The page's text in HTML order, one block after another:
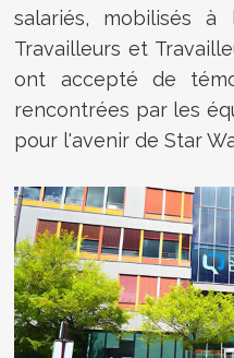
salariés, mobilisés
Travailleurs et
ont accepté de
rencontrées par les
pour l'avenir de Star